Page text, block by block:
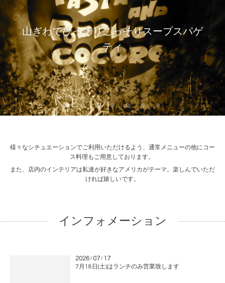
山ぎわでひっそりこっそりスープスパゲ
ティ
様々なシチュエーションでご利用いただけるよう、通常メニューの他にコー
ス料理もご用意しております。
また、店内のインテリアは私達が好きなアメリカがテーマ。楽しんでいただ
ければ嬉しいです。
インフォメーション
2026 / 07 / 17
7月18日(土)はランチのみ営業致します